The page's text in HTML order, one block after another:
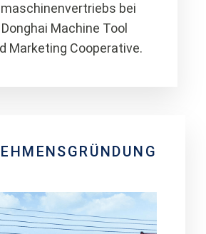
bei
Machine Tool
Marketing Cooperative.